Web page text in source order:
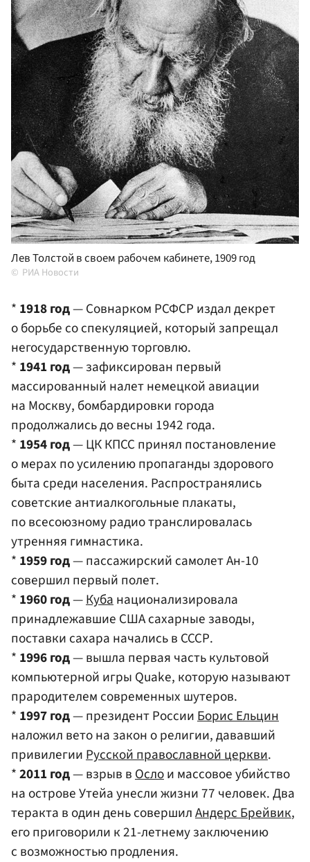
Лев Толстой в своем рабочем кабинете, 1909 год
РИА Новости
* 1918 год— Совнарком РСФСР издал декрет
о борьбе со спекуляцией, который запрещал
негосударственную торговлю.
* 1941 год— зафиксирован первый
массированный налет немецкой авиации
на Москву, бомбардировки города
продолжались до весны 1942 года.
* 1954 год— ЦК КПСС принял постановление
о мерах по усилению пропаганды здорового
быта среди населения. Распространялись
советские антиалкогольные плакаты,
по всесоюзному радио транслировалась
утренняя гимнастика.
* 1959 год— пассажирский самолет Ан-10
совершил первый полет.
* 1960 год—Куба национализировала
принадлежавшие США сахарные заводы,
поставки сахара начались в СССР.
* 1996 год— вышла первая часть культовой
компьютерной игры Quake, которую называют
прародителем современных шутеров.
* 1997 год— президент России Борис Ельцин
наложил вето на закон о религии, дававший
привилегии Русской православной церкви.
*2011 год— взрыв в Ослои массовое убийство
на острове Утейа унесли жизни 77 человек. Два
теракта в один день совершилАндерс Брейвик,
его приговорили к 21-летнему заключению
с возможностью продления.